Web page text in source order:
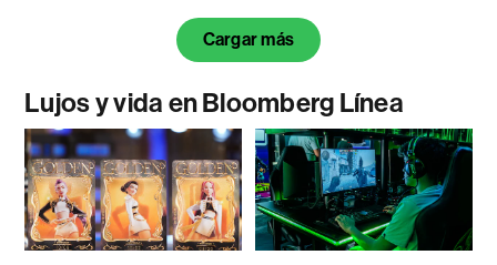
Cargar más
Lujos y vida en Bloomberg Línea